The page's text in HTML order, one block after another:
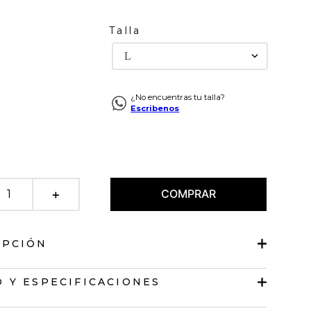
Talla
L
¿No encuentras tu talla?
Escribenos
＋ COMPRAR
de largo pretinero
Y ESPECIFICACIONES